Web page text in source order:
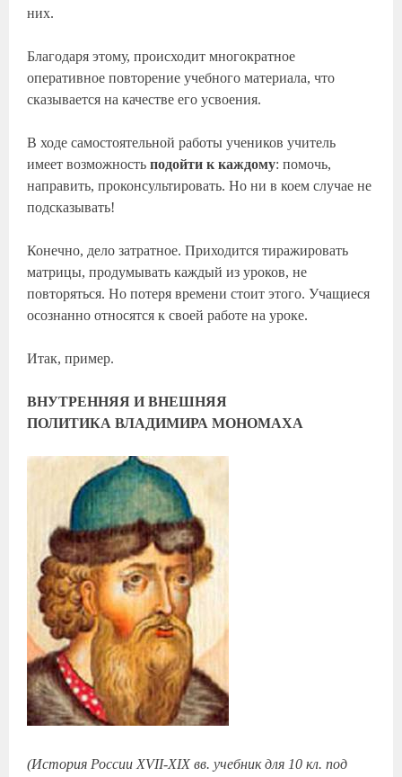
них.
Благодаря этому, происходит многократное
оперативное повторение учебного материала, что
сказывается на качестве его усвоения.
В ходе самостоятельной работы учеников учитель
имеет возможностьподойти к каждому: помочь,
направить, проконсультировать. Но ни в коем случае не
подсказывать!
Конечно, дело затратное. Приходится тиражировать
матрицы, продумывать каждый из уроков, не
повторяться. Но потеря времени стоит этого. Учащиеся
осознанно относятся к своей работе на уроке.
Итак, пример.
ВНУТРЕННЯЯ И ВНЕШНЯЯ
ПОЛИТИКА ВЛАДИМИРА МОНОМАХА
(История России XVII-XIX вв. учебник для 10 кл. под